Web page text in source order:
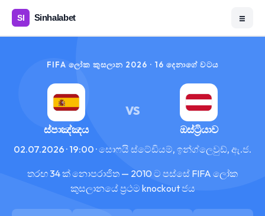
☰
FIFA ලෝක කුසලාන 2026 · 16 දෙනාගේ වටය
ස්පාඤ්ඤය
VS
ඔස්ට්‍රියාව
02.07.2026 · 19:00 · සොෆයි ස්ටේඩියම්, ඉන්ග්ලෙවුඩ්, ඇ.ජ.
තරඟ 34 ක් නොපරාජිත — 2010 ට පස්සේ FIFA ලෝක
කුසලානයේ ප්‍රථම knockout ජය